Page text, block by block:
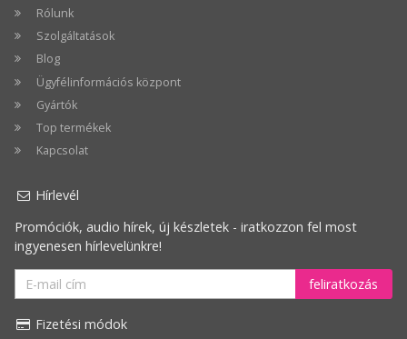
Rólunk
Szolgáltatások
Blog
Ügyfélinformációs központ
Gyártók
Top termékek
Kapcsolat
Hírlevél
Promóciók, audio hírek, új készletek - iratkozzon fel most
ingyenesen hírlevelünkre!
feliratkozás
Fizetési módok